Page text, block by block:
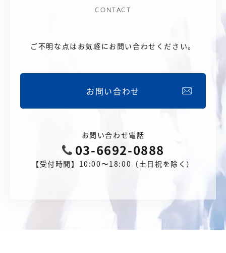
CONTACT
ご不明な点はお気軽にお問い合わせください。
お問い合わせ
お問い合わせ電話
03-6692-0888
【受付時間】10:00〜18:00（土日祝を除く）